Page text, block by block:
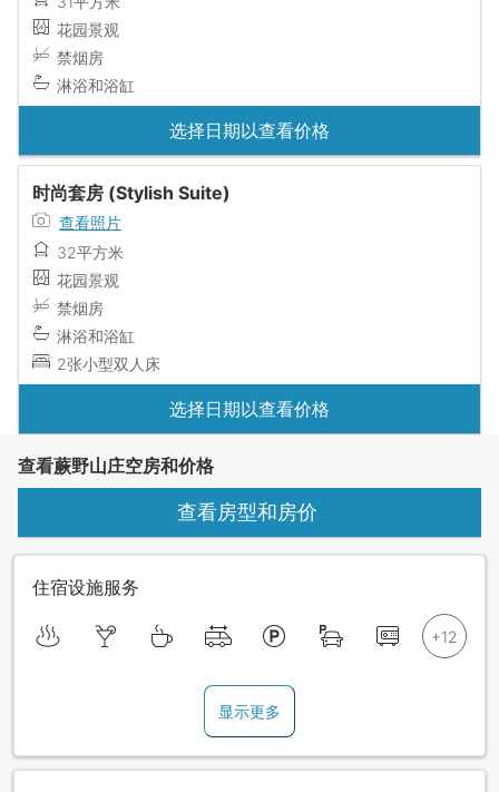
花园景观
禁烟房
淋浴和浴缸
选择日期以查看价格
时尚套房 (Stylish Suite)
查看照片
32平方米
花园景观
禁烟房
淋浴和浴缸
2张小型双人床
选择日期以查看价格
查看蕨野山庄空房和价格
查看房型和房价
住宿设施服务
显示更多